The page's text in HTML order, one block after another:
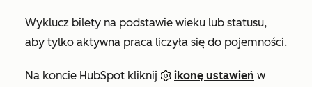
Wyklucz bilety na podstawie wieku lub statusu,
aby tylko aktywna praca liczyła się do pojemności.
Na koncie HubSpot kliknij ikonę ustawień w